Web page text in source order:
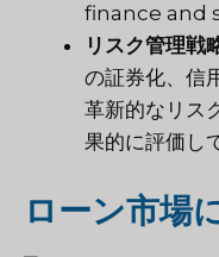
finance and
リスク管理戦
の証券化、信
革新的なリス
果的に評価し
ローン市場